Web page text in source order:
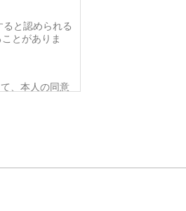
と認められる
とがありま
、本人の同意
ある場合であ
定める事務を
同意を得るこ
募者の同意を